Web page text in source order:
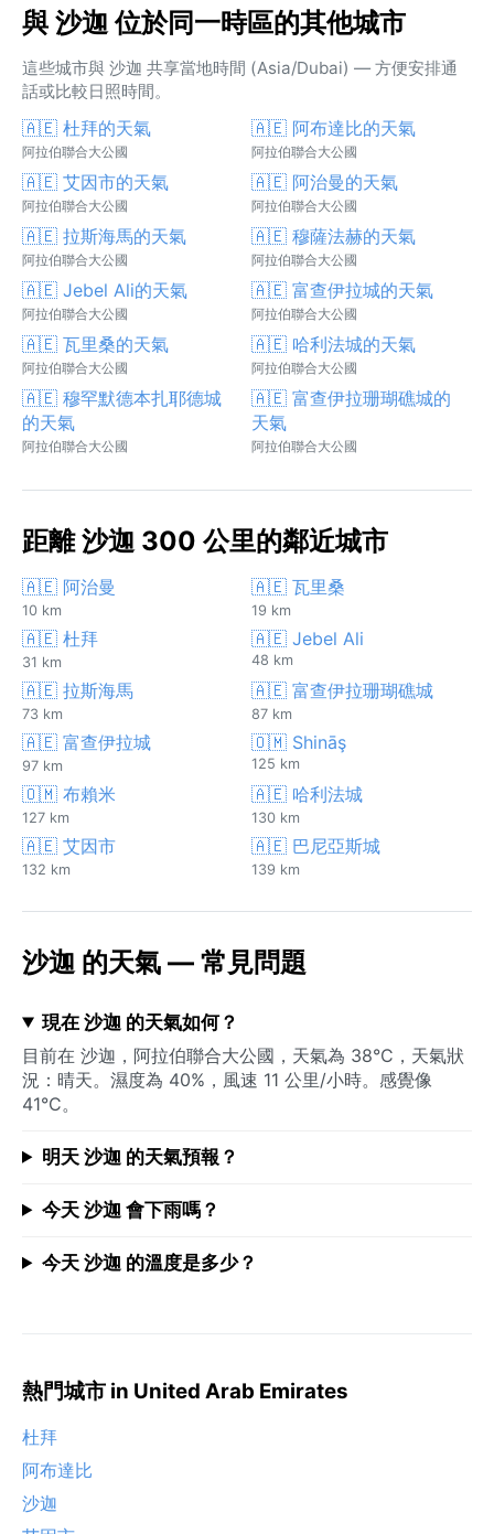
與 沙迦 位於同一時區的其他城市
這些城市與 沙迦 共享當地時間 (Asia/Dubai) — 方便安排通
話或比較日照時間。
🇦🇪 杜拜的天氣
阿拉伯聯合大公國
🇦🇪 阿布達比的天氣
阿拉伯聯合大公國
🇦🇪 艾因市的天氣
阿拉伯聯合大公國
🇦🇪 阿治曼的天氣
阿拉伯聯合大公國
🇦🇪 拉斯海馬的天氣
阿拉伯聯合大公國
🇦🇪 穆薩法赫的天氣
阿拉伯聯合大公國
🇦🇪 Jebel Ali的天氣
阿拉伯聯合大公國
🇦🇪 富查伊拉城的天氣
阿拉伯聯合大公國
🇦🇪 瓦里桑的天氣
阿拉伯聯合大公國
🇦🇪 哈利法城的天氣
阿拉伯聯合大公國
🇦🇪 穆罕默德本扎耶德城
的天氣
阿拉伯聯合大公國
🇦🇪 富查伊拉珊瑚礁城的
天氣
阿拉伯聯合大公國
距離 沙迦 300 公里的鄰近城市
🇦🇪 阿治曼
10 km
🇦🇪 瓦里桑
19 km
🇦🇪 杜拜
31 km
🇦🇪 Jebel Ali
48 km
🇦🇪 拉斯海馬
73 km
🇦🇪 富查伊拉珊瑚礁城
87 km
🇦🇪 富查伊拉城
97 km
🇴🇲 Shināş
125 km
🇴🇲 布賴米
127 km
🇦🇪 哈利法城
130 km
🇦🇪 艾因市
132 km
🇦🇪 巴尼亞斯城
139 km
沙迦 的天氣 — 常見問題
現在 沙迦 的天氣如何？
目前在 沙迦，阿拉伯聯合大公國，天氣為 38°C，天氣狀
況：晴天。濕度為 40%，風速 11 公里/小時。感覺像
41°C。
明天 沙迦 的天氣預報？
今天 沙迦 會下雨嗎？
今天 沙迦 的溫度是多少？
熱門城市 in United Arab Emirates
杜拜
阿布達比
沙迦